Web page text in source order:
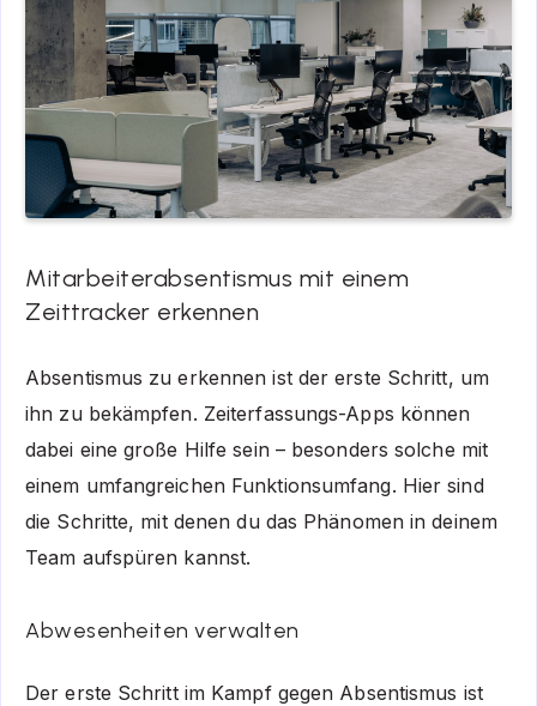
Mitarbeiterabsentismus mit einem
Zeittracker erkennen
Absentismus zu erkennen ist der erste Schritt, um
ihn zu bekämpfen. Zeiterfassungs-Apps können
dabei eine große Hilfe sein – besonders solche mit
einem umfangreichen Funktionsumfang. Hier sind
die Schritte, mit denen du das Phänomen in deinem
Team aufspüren kannst.
Abwesenheiten verwalten
Der erste Schritt im Kampf gegen Absentismus ist